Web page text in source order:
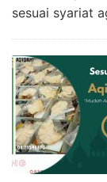
sesuai syariat